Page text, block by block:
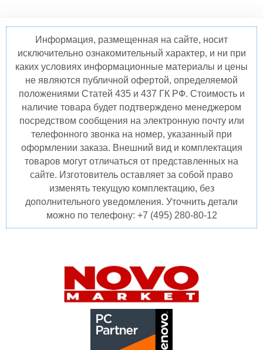
Информация, размещенная на сайте, носит
исключительно ознакомительный характер, и ни при
каких условиях информационные материалы и цены
не являются публичной офертой, определяемой
положениями Статей 435 и 437 ГК РФ. Стоимость и
наличие товара будет подтверждено менеджером
посредством сообщения на электронную почту или
телефонного звонка на номер, указанный при
оформлении заказа. Внешний вид и комплектация
товаров могут отличаться от представленных на
сайте. Изготовитель оставляет за собой право
изменять текущую комплектацию, без
дополнительного уведомления. Уточнить детали
можно по телефону: +7 (495) 280-80-12